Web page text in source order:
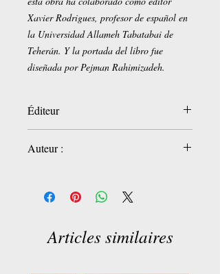
Xavier Rodrigues, profesor de español en
la Universidad Allameh Tabatabai de
Teherán. Y la portada del libro fue
diseñada por Pejman Rahimizadeh.
Éditeur
Auteur :
Articles similaires